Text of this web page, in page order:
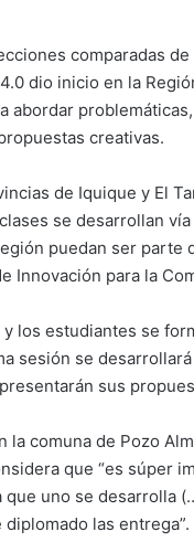
comparadas
dio inicio en la
abordar
creativas.
de Iquique y El
se desarrollan
puedan ser parte
Innovación para la
los estudiantes se
sesión se
sus
la comuna de Pozo
que “es súper
uno se desarrolla
las entrega”.